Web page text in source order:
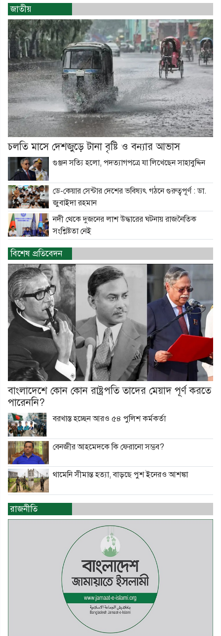
জাতীয়
চলতি মাসে দেশজুড়ে টানা বৃষ্টি ও বন্যার আভাস
গুঞ্জন সত্যি হলো, পদত্যাগপত্রে যা লিখেছেন সাহাবুদ্দিন
ডে-কেয়ার সেন্টার দেশের ভবিষ্যৎ গঠনে গুরুত্বপূর্ণ : ডা.
জুবাইদা রহমান
নদী থেকে দুজনের লাশ উদ্ধারের ঘটনায় রাজনৈতিক
সংশ্লিষ্টতা নেই
বিশেষ প্রতিবেদন
বাংলাদেশে কোন কোন রাষ্ট্রপতি তাদের মেয়াদ পূর্ণ করতে
পারেননি?
বরখাস্ত হচ্ছেন আরও ৫৪ পুলিশ কর্মকর্তা
বেনজীর আহমেদকে কি ফেরানো সম্ভব?
থামেনি সীমান্ত হত্যা, বাড়ছে পুশ ইনেরও আশঙ্কা
রাজনীতি